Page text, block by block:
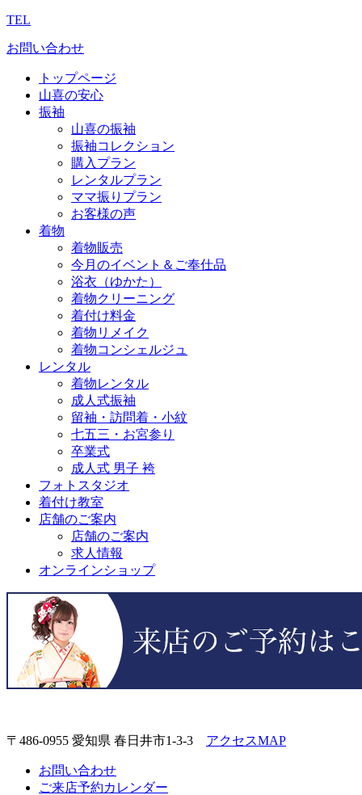
TEL
お問い合わせ
トップページ
山喜の安心
振袖
山喜の振袖
振袖コレクション
購入プラン
レンタルプラン
ママ振りプラン
お客様の声
着物
着物販売
今月のイベント＆ご奉仕品
浴衣（ゆかた）
着物クリーニング
着付け料金
着物リメイク
着物コンシェルジュ
レンタル
着物レンタル
成人式振袖
留袖・訪問着・小紋
七五三・お宮参り
卒業式
成人式 男子 袴
フォトスタジオ
着付け教室
店舗のご案内
店舗のご案内
求人情報
オンラインショップ
〒486-0955 愛知県 春日井市1-3-3 アクセスMAP
お問い合わせ
ご来店予約カレンダー